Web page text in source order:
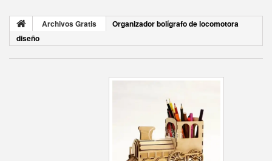
Archivos Gratis
Organizador bolígrafo de locomotora
diseño